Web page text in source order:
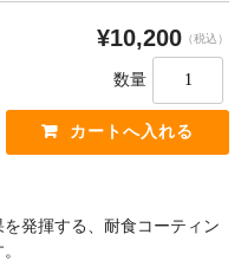
¥10,200 （税込）
数量
発揮する、耐食コーティン